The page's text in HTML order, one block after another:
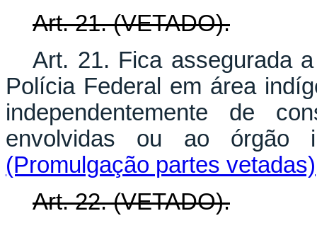
Art. 21. (VETADO).
Art. 21. Fica assegurada
Polícia Federal em área
independentemente de
envolvidas ou ao órgão
(Promulgação partes vetadas)
Art. 22. (VETADO).